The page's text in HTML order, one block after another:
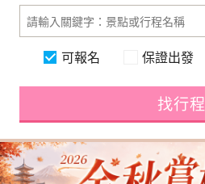
可報名 保證出發
找行程